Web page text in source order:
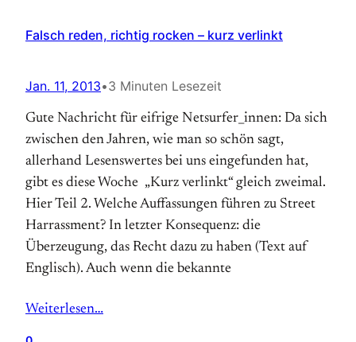
Falsch reden, richtig rocken – kurz verlinkt
Jan. 11, 2013•3 Minuten Lesezeit
Gute Nachricht für eifrige Netsurfer_innen: Da sich
zwischen den Jahren, wie man so schön sagt,
allerhand Lesenswertes bei uns eingefunden hat,
gibt es diese Woche „Kurz verlinkt“ gleich zweimal.
Hier Teil 2. Welche Auffassungen führen zu Street
Harrassment? In letzter Konsequenz: die
Überzeugung, das Recht dazu zu haben (Text auf
Englisch). Auch wenn die bekannte
Weiterlesen…